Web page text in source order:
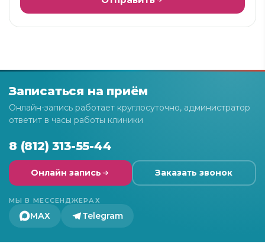
Записаться на приём
Онлайн-запись работает круглосуточно, администратор
ответит в часы работы клиники
8 (812) 313-55-44
Онлайн запись Заказать звонок
МЫ В МЕССЕНДЖЕРАХ
МАХ Telegram